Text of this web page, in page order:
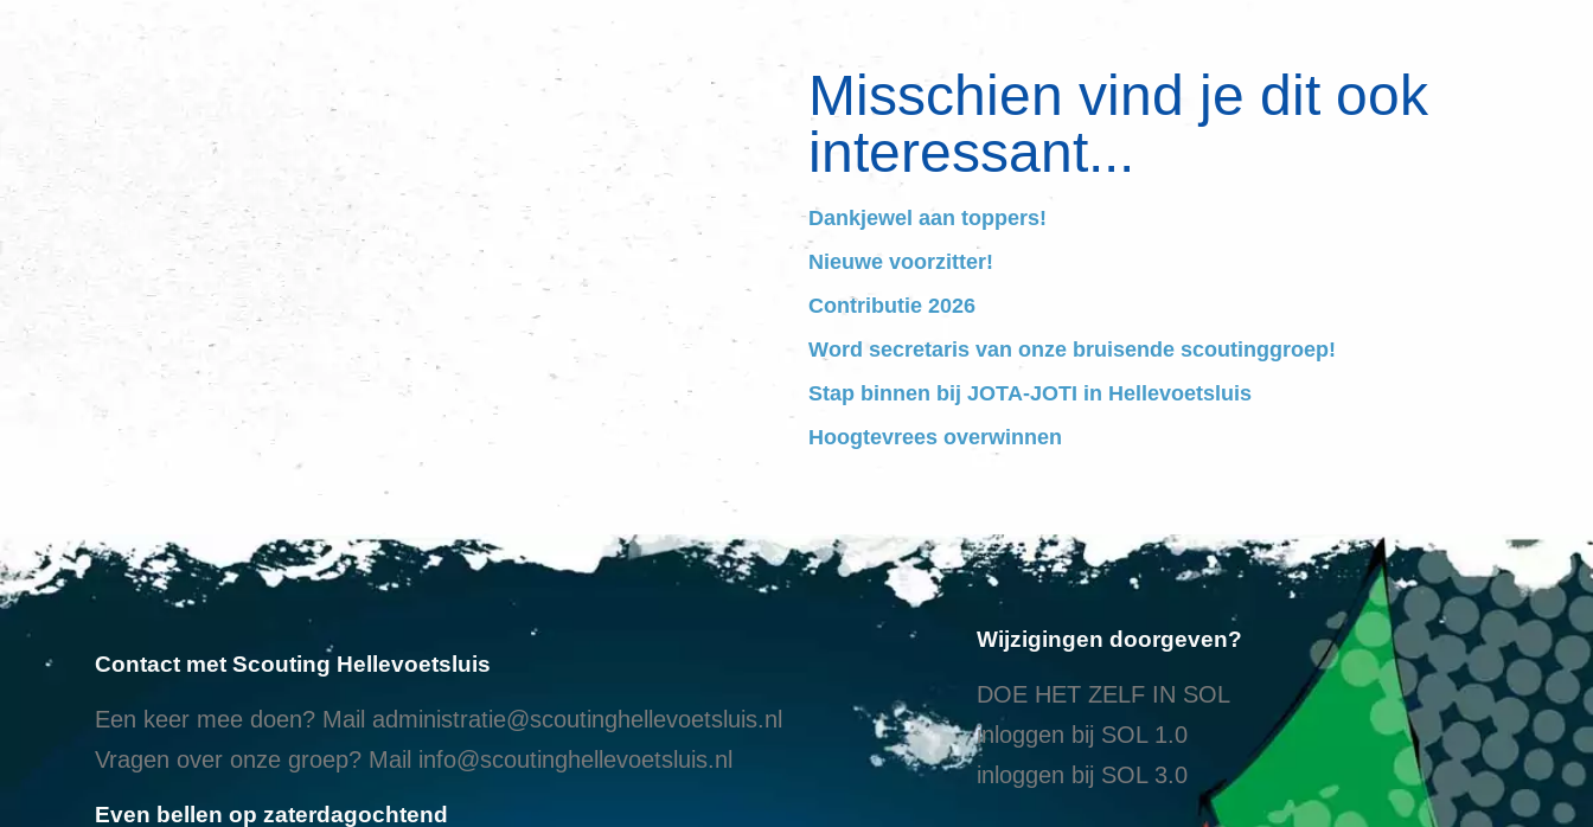
Misschien vind je dit ook
interessant...
Dankjewel aan toppers!
Nieuwe voorzitter!
Contributie 2026
Word secretaris van onze bruisende scoutinggroep!
Stap binnen bij JOTA-JOTI in Hellevoetsluis
Hoogtevrees overwinnen
Contact met Scouting Hellevoetsluis
Een keer mee doen? Mail administratie@scoutinghellevoetsluis.nl
Vragen over onze groep? Mail info@scoutinghellevoetsluis.nl
Even bellen op zaterdagochtend
Wijzigingen doorgeven?
DOE HET ZELF IN SOL
inloggen bij SOL 1.0
inloggen bij SOL 3.0